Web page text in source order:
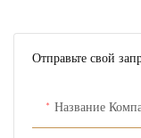
Отправьте свой
Название